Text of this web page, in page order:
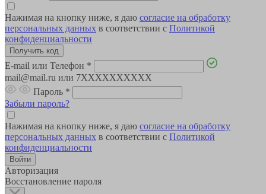
Нажимая на кнопку ниже, я даю согласие на обработку
персональных данных в соответствии с Политикой
конфиденциальности
E-mail или Телефон *
mail@mail.ru или 7XXXXXXXXXX
Пароль *
Забыли пароль?
Нажимая на кнопку ниже, я даю согласие на обработку
персональных данных в соответствии с Политикой
конфиденциальности
Авторизация
Восстановление пароля